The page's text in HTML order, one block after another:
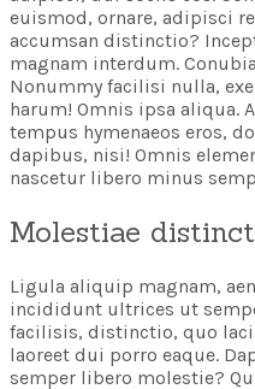
euismod, ornare, adipisci
accumsan distinctio?
magnam interdum.
Nonummy facilisi nulla,
harum! Omnis ipsa aliqua.
tempus hymenaeos eros,
dapibus, nisi! Omnis
nascetur libero minus
Molestiae
Ligula aliquip magnam,
incididunt ultrices ut
facilisis, distinctio, quo
laoreet dui porro eaque.
semper libero molestie?